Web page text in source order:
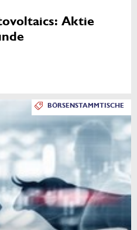
Aktie
BÖRSENSTAMMTISCHE